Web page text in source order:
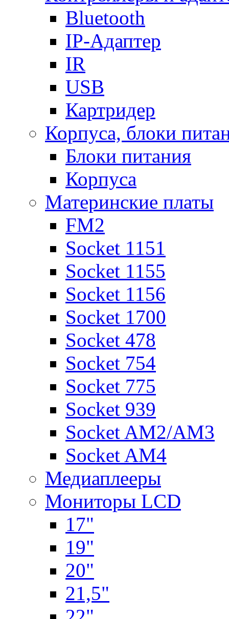
Bluetooth
IP-Адаптер
IR
USB
Картридер
Корпуса, блоки
Блоки питания
Корпуса
Материнские платы
FM2
Socket 1151
Socket 1155
Socket 1156
Socket 1700
Socket 478
Socket 754
Socket 775
Socket 939
Socket AM2/AM3
Socket AM4
Медиаплееры
Мониторы LCD
17"
19"
20"
21,5"